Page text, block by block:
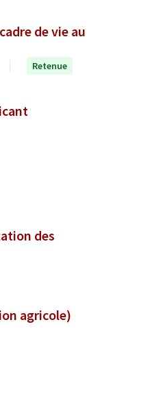
de vie au
Retenue
des
agricole)